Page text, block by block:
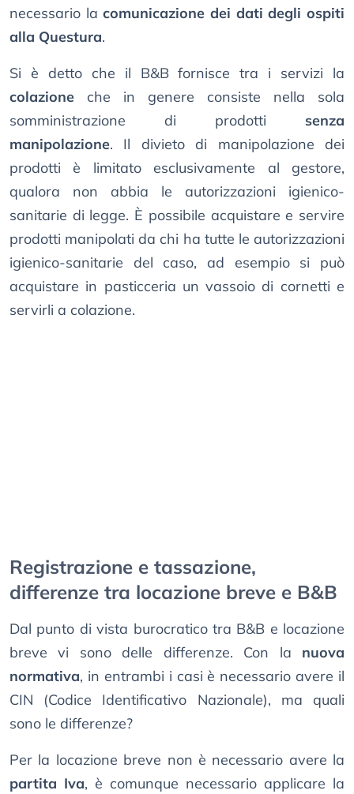
necessario lacomunicazione dei dati degli ospiti
alla Questura.
Si è detto che il B&B fornisce tra i servizi la
colazione che in genere consiste nella sola
somministrazione di prodotti senza
manipolazione. Il divieto di manipolazione dei
prodotti è limitato esclusivamente al gestore,
qualora non abbia le autorizzazioni igienico-
sanitarie di legge. È possibile acquistare e servire
prodotti manipolati da chi ha tutte le autorizzazioni
igienico-sanitarie del caso, ad esempio si può
acquistare in pasticceria un vassoio di cornetti e
servirli a colazione.
Registrazione e tassazione,
differenze tra locazione breve e B&B
Dal punto di vista burocratico tra B&B e locazione
breve vi sono delle differenze. Con la nuova
normativa, in entrambi i casi è necessario avere il
CIN (Codice Identificativo Nazionale), ma quali
sono le differenze?
Per la locazione breve non è necessario avere la
partita Iva, è comunque necessario applicare la